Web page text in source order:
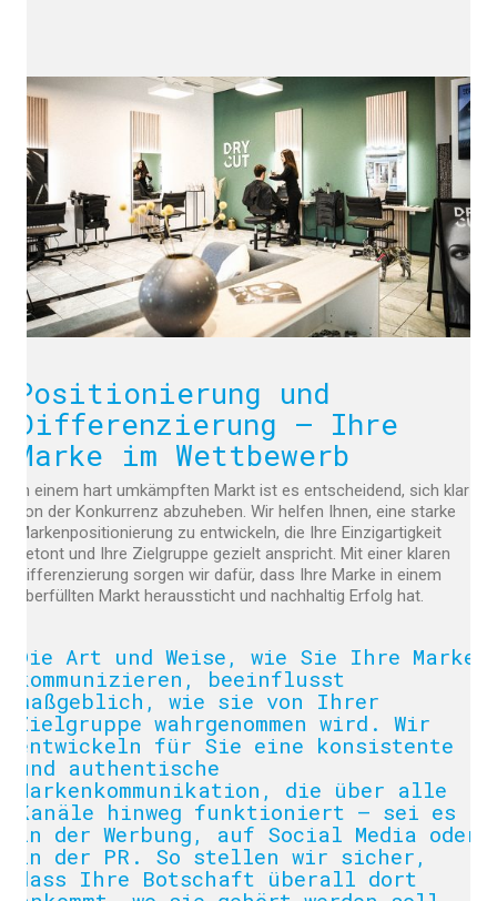
Positionierung und
Differenzierung – Ihre
Marke im Wettbewerb
In einem hart umkämpften Markt ist es entscheidend, sich klar
von der Konkurrenz abzuheben. Wir helfen Ihnen, eine starke
Markenpositionierung zu entwickeln, die Ihre Einzigartigkeit
betont und Ihre Zielgruppe gezielt anspricht. Mit einer klaren
Differenzierung sorgen wir dafür, dass Ihre Marke in einem
überfüllten Markt heraussticht und nachhaltig Erfolg hat.
Die Art und Weise, wie Sie Ihre Marke
kommunizieren, beeinflusst
maßgeblich, wie sie von Ihrer
Zielgruppe wahrgenommen wird. Wir
entwickeln für Sie eine konsistente
und authentische
Markenkommunikation, die über alle
Kanäle hinweg funktioniert – sei es
in der Werbung, auf Social Media oder
in der PR. So stellen wir sicher,
dass Ihre Botschaft überall dort